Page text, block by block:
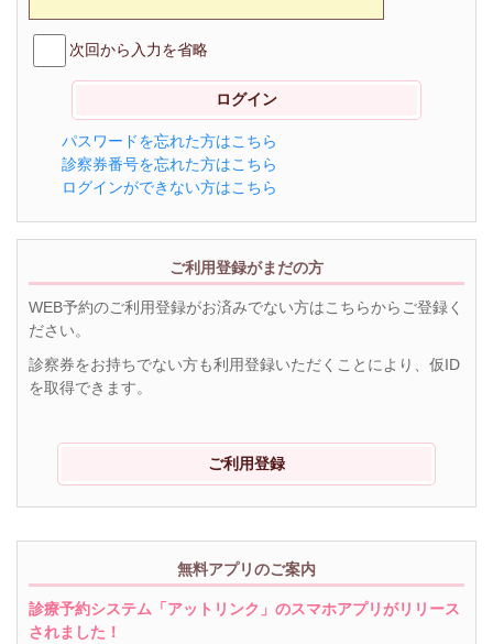
次回から入力を省略
パスワードを忘れた方はこちら
診察券番号を忘れた方はこちら
ログインができない方はこちら
ご利用登録がまだの方
WEB予約のご利用登録がお済みでない方はこちらからご登録く
ださい。
診察券をお持ちでない方も利用登録いただくことにより、仮ID
を取得できます。
ご利用登録
無料アプリのご案内
診療予約システム「アットリンク」のスマホアプリがリリース
されました！